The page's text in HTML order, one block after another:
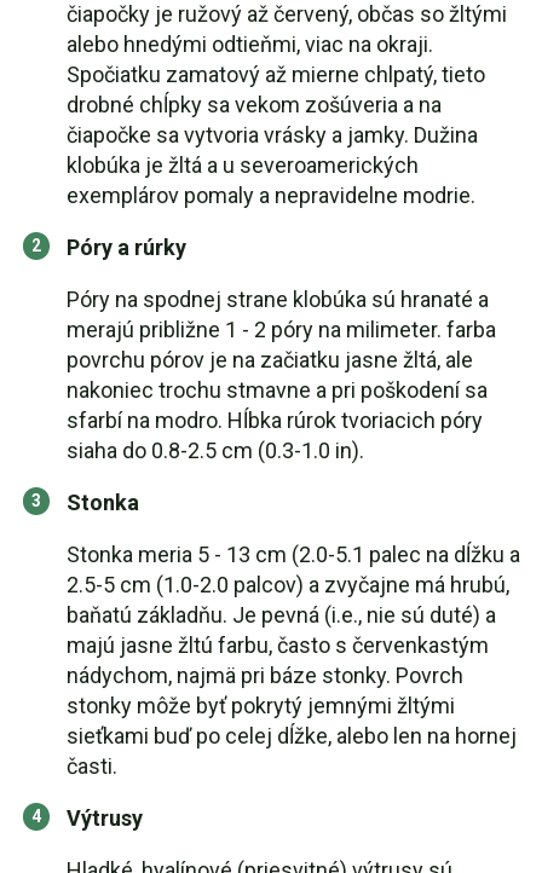
čiapočky je ružový až červený, občas so žltými
alebo hnedými odtieňmi, viac na okraji.
Spočiatku zamatový až mierne chlpatý, tieto
drobné chĺpky sa vekom zošúveria a na
čiapočke sa vytvoria vrásky a jamky. Dužina
klobúka je žltá a u severoamerických
exemplárov pomaly a nepravidelne modrie.
Póry a rúrky
Póry na spodnej strane klobúka sú hranaté a
merajú približne 1 - 2 póry na milimeter. farba
povrchu pórov je na začiatku jasne žltá, ale
nakoniec trochu stmavne a pri poškodení sa
sfarbí na modro. Hĺbka rúrok tvoriacich póry
siaha do 0.8-2.5 cm (0.3-1.0 in).
Stonka
Stonka meria 5 - 13 cm (2.0-5.1 palec na dĺžku a
2.5-5 cm (1.0-2.0 palcov) a zvyčajne má hrubú,
baňatú základňu. Je pevná (i.e., nie sú duté) a
majú jasne žltú farbu, často s červenkastým
nádychom, najmä pri báze stonky. Povrch
stonky môže byť pokrytý jemnými žltými
sieťkami buď po celej dĺžke, alebo len na hornej
časti.
Výtrusy